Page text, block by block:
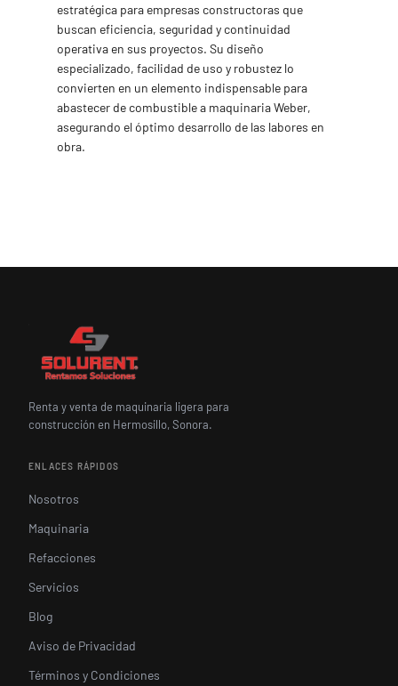
estratégica para empresas constructoras que
buscan eficiencia, seguridad y continuidad
operativa en sus proyectos. Su diseño
especializado, facilidad de uso y robustez lo
convierten en un elemento indispensable para
abastecer de combustible a maquinaria Weber,
asegurando el óptimo desarrollo de las labores en
obra.
Renta y venta de maquinaria ligera para
construcción en Hermosillo, Sonora.
ENLACES RÁPIDOS
Nosotros
Maquinaria
Refacciones
Servicios
Blog
Aviso de Privacidad
Términos y Condiciones